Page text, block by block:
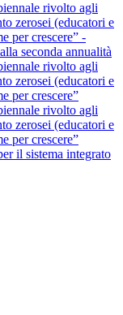
rivolto agli
zerosei (educatori e
per crescere” -
seconda annualità
rivolto agli
zerosei (educatori e
per crescere”
rivolto agli
zerosei (educatori e
per crescere”
il sistema integrato